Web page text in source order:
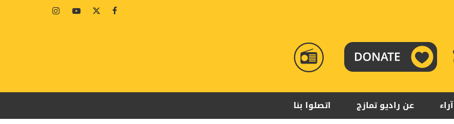
Facebook
Twitter
Youtube
Instagram
RADIO
TAMAZUJ
آراء عن راديو تمازج اتصلوا بنا